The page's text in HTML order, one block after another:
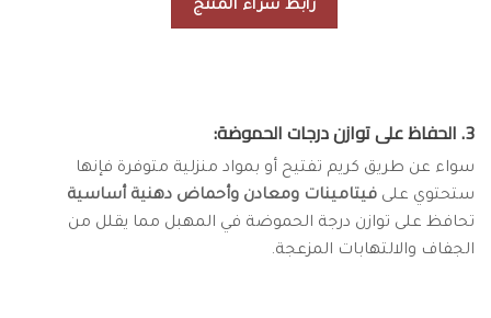
رابط شراء المنتج
3. الحفاظ على توازن درجات الحموضة:
سواء عن طريق كريم تفتيح أو بمواد منزلية متوفرة فإنها
ستحتوي على فيتامينات ومعادن وأحماض دهنية أساسية
تحافظ على توازن درجة الحموضة في المهبل مما يقلل من
الجفاف والالتهابات المزعجة.